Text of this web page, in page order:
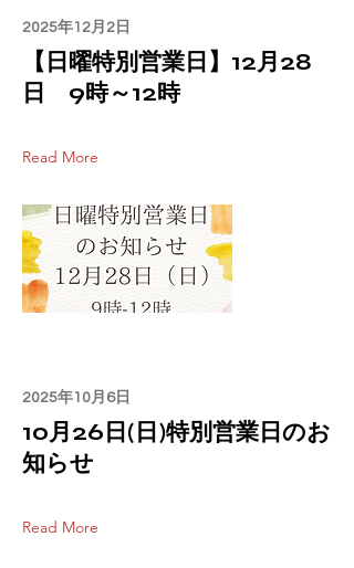
2025年12月2日
【日曜特別営業日】12月28
日 9時～12時
Read More
2025年10月6日
10月26日(日)特別営業日のお
知らせ
Read More